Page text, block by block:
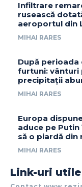
Infiltrare
rusească
aeroportul din
MIHAI RARES
După
furtuni: vânturi
precipitații
MIHAI RARES
Europa
aduce pe
să o piardă din
MIHAI RARES
Link-uri utile